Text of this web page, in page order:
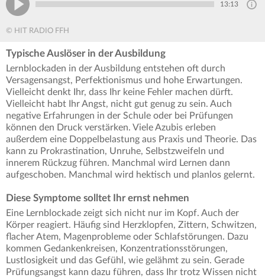
13:13
© HIT RADIO FFH
Typische Auslöser in der Ausbildung
Lernblockaden in der Ausbildung entstehen oft durch
Versagensangst, Perfektionismus und hohe Erwartungen.
Vielleicht denkt Ihr, dass Ihr keine Fehler machen dürft.
Vielleicht habt Ihr Angst, nicht gut genug zu sein. Auch
negative Erfahrungen in der Schule oder bei Prüfungen
können den Druck verstärken. Viele Azubis erleben
außerdem eine Doppelbelastung aus Praxis und Theorie. Das
kann zu Prokrastination, Unruhe, Selbstzweifeln und
innerem Rückzug führen. Manchmal wird Lernen dann
aufgeschoben. Manchmal wird hektisch und planlos gelernt.
Diese Symptome solltet Ihr ernst nehmen
Eine Lernblockade zeigt sich nicht nur im Kopf. Auch der
Körper reagiert. Häufig sind Herzklopfen, Zittern, Schwitzen,
flacher Atem, Magenprobleme oder Schlafstörungen. Dazu
kommen Gedankenkreisen, Konzentrationsstörungen,
Lustlosigkeit und das Gefühl, wie gelähmt zu sein. Gerade
Prüfungsangst kann dazu führen, dass Ihr trotz Wissen nicht